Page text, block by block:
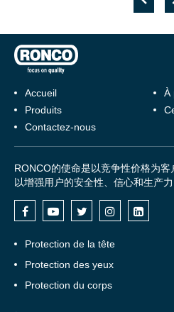
Accueil
À
Produits
Contactez-nous
RONCO的使命是以竞争性价格为客
以增强用户的安全性、信心和生产力
Protection de la tête
Protection des yeux
Protection du corps